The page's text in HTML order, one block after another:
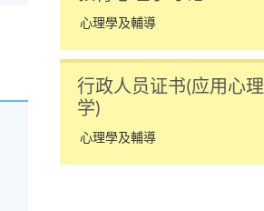
心理學及輔導
行政人员证书(应用心理
学)
心理學及輔導